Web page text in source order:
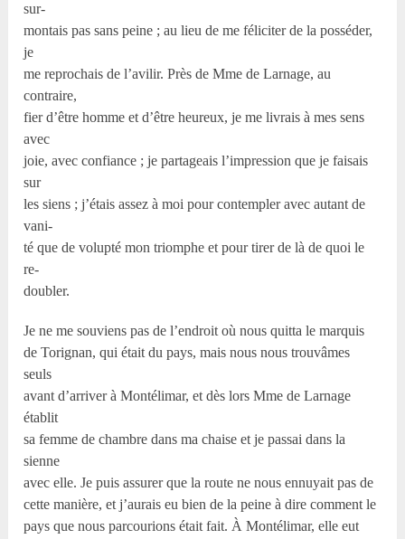
sur-
montais pas sans peine ; au lieu de me féliciter de la posséder,
je
me reprochais de l’avilir. Près de Mme de Larnage, au
contraire,
fier d’être homme et d’être heureux, je me livrais à mes sens
avec
joie, avec confiance ; je partageais l’impression que je faisais
sur
les siens ; j’étais assez à moi pour contempler avec autant de
vani-
té que de volupté mon triomphe et pour tirer de là de quoi le
re-
doubler.
Je ne me souviens pas de l’endroit où nous quitta le marquis
de Torignan, qui était du pays, mais nous nous trouvâmes
seuls
avant d’arriver à Montélimar, et dès lors Mme de Larnage
établit
sa femme de chambre dans ma chaise et je passai dans la
sienne
avec elle. Je puis assurer que la route ne nous ennuyait pas de
cette manière, et j’aurais eu bien de la peine à dire comment le
pays que nous parcourions était fait. À Montélimar, elle eut